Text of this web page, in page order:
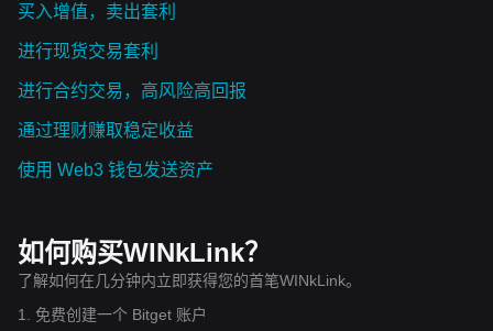
买入增值，卖出套利
进行现货交易套利
进行合约交易，高风险高回报
通过理财赚取稳定收益
使用 Web3 钱包发送资产
如何购买WINkLink？
了解如何在几分钟内立即获得您的首笔WINkLink。
1. 免费创建一个 Bitget 账户